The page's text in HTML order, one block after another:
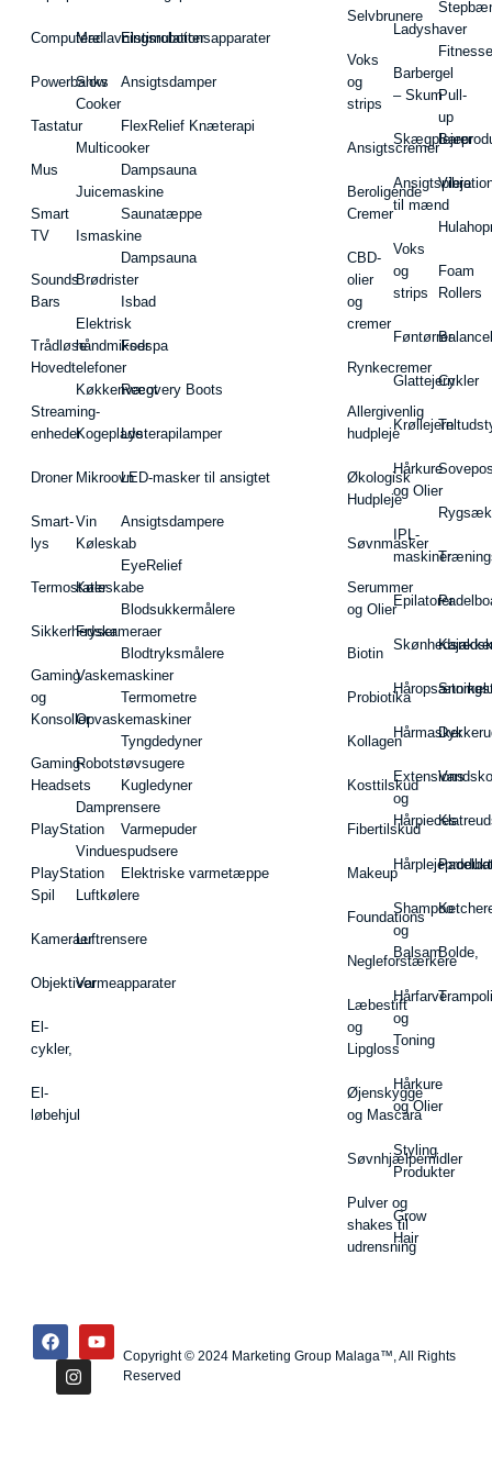
Computere
Powerbanks
Tastatur
Mus
Smart
TV
Sounds
Bars
Trådløse
Hovedtelefoner
Streaming-
enheder
Droner
Smart-
lys
Termostater
Sikkerhedskameraer
Gaming
og
Konsoller
Gaming-
Headsets
PlayStation
PlayStation
Spil
Kameraer
Objektiver
El-
cykler,
El-
løbehjul
Madlavningsrobotter
Slow
Cooker
Multicooker
Juicemaskine
Ismaskine
Brødrister
Elektrisk
håndmikser
Køkkenvægt
Kogeplade
Mikroovn
Vin
Køleskab
Køleskabe
Fryser
Vaskemaskiner
Opvaskemaskiner
Robotstøvsugere
Damprensere
Vinduespudsere
Luftkølere
Luftrensere
Varmeapparater
Elstimulationsapparater
Ansigtsdamper
FlexRelief Knæterapi
Dampsauna
Saunatæppe
Dampsauna
Isbad
Fodspa
Recovery Boots
Lysterapilamper
LED-masker til ansigtet
Ansigtsdampere
EyeRelief
Blodsukkermålere
Blodtryksmålere
Termometre
Tyngdedyner
Kugledyner
Varmepuder
Elektriske varmetæppe
Selvbrunere
Voks
og
strips
Ansigtscremer
Beroligende
Cremer
CBD-
olier
og
cremer
Rynkecremer
Allergivenlig
hudpleje
Økologisk
Hudpleje
Søvnmasker
Serummer
og Olier
Biotin
Probiotika
Kollagen
Kosttilskud
Fibertilskud
Makeup
Foundations
Negleforstærkere
Læbestift
og
Lipgloss
Øjenskygge
og Mascara
Søvnhjælpemidler
Pulver og
shakes til
udrensning
Ladyshaver
Barbergel
– Skum
Ansigtspleje
til mænd
Voks
og
strips
Føntørrer
Glattejern
Krøllejern
Hårkure
og Olier
IPL-
maskiner
Epilatorer
Hårmasker
Extensions
og
Hårpieces
Shampoo
og
Balsam
Hårfarve
og
Toning
Hårkure
og Olier
Styling
Produkter
Grow
Hair
Pull-
up
Barer
Foam
Rollers
Cykler
Vandsko
Bolde,
Copyright © 2024 Marketing Group Malaga™, All Rights
Reserved